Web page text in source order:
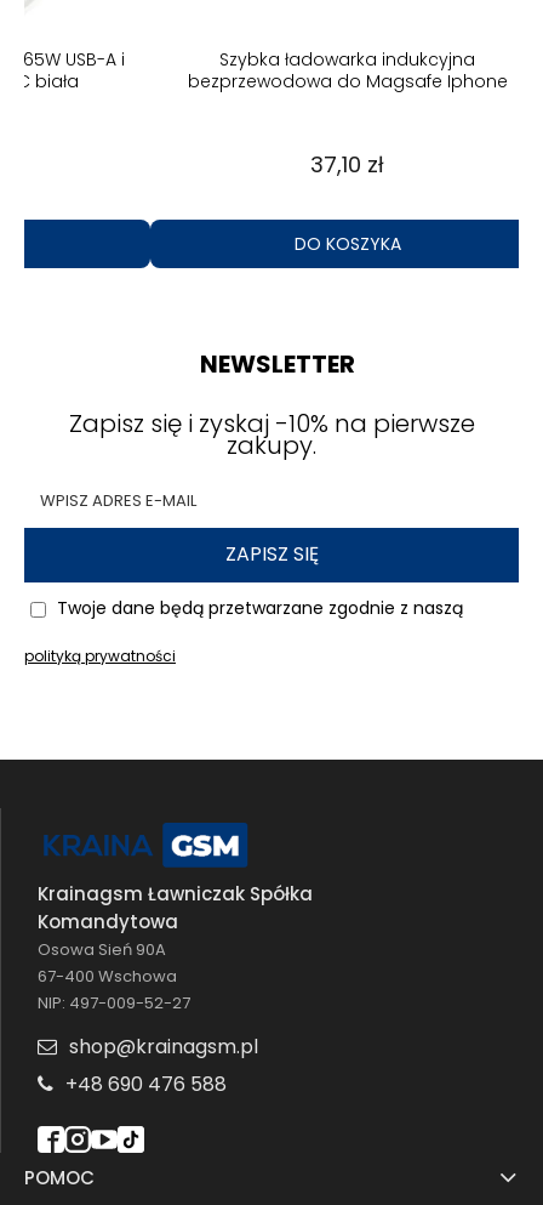
Szybka ładowarka indukcyjna
bezprzewodowa do Magsafe Iphone
Folia
NEWSLETTER
Zapisz się i zyskaj -10% na pierwsze
zakupy.
ZAPISZ SIĘ
Twoje dane będą przetwarzane zgodnie z naszą
polityką prywatności
POMOC
Krainagsm Ławniczak Spółka
Komandytowa
Osowa Sień 90A
67-400 Wschowa
NIP: 497-009-52-27
shop@krainagsm.pl
+48 690 476 588